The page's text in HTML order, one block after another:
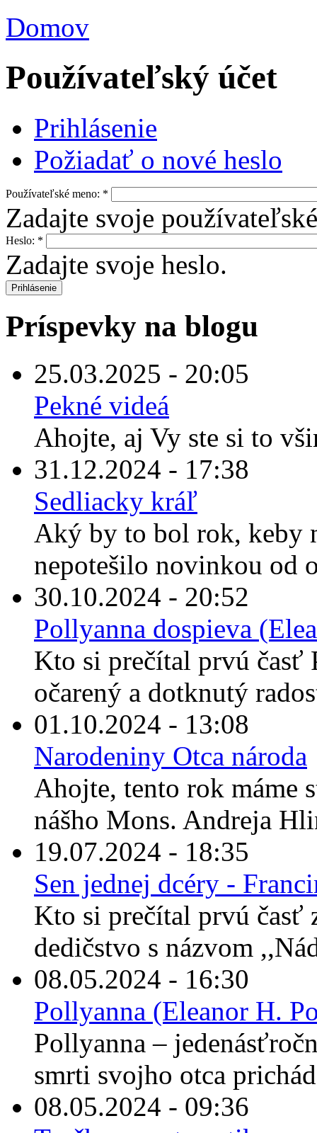
Domov
Používateľský účet
Prihlásenie
Požiadať o nové heslo
Používateľské meno: *
Zadajte svoje
Heslo: *
Zadajte svoje heslo.
Príspevky na blogu
25.03.2025 - 20:05
Pekné videá
Ahojte, aj Vy ste si to
31.12.2024 - 17:38
Sedliacky kráľ
Aký by to bol rok, keby
nepotešilo novinkou od
30.10.2024 - 20:52
Pollyanna dospieva
Kto si prečítal prvú časť
očarený a dotknutý
01.10.2024 - 13:08
Narodeniny Otca národa
Ahojte, tento rok máme
nášho Mons. Andreja
19.07.2024 - 18:35
Sen jednej dcéry -
Kto si prečítal prvú časť
dedičstvo s názvom
08.05.2024 - 16:30
Pollyanna (Eleanor H.
Pollyanna –
smrti svojho otca
08.05.2024 - 09:36